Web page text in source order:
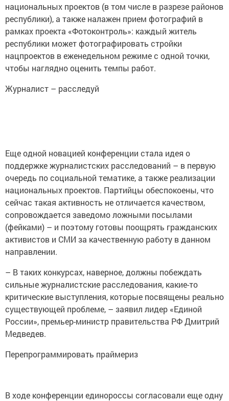
национальных проектов (в том числе в разрезе районов
республики), а также налажен прием фотографий в
рамках проекта «Фотоконтроль»: каждый житель
республики может фотографировать стройки
нацпроектов в еженедельном режиме с одной точки,
чтобы наглядно оценить темпы работ.
Журналист – расследуй
Еще одной новацией конференции стала идея о
поддержке журналистских расследований – в первую
очередь по социальной тематике, а также реализации
национальных проектов. Партийцы обеспокоены, что
сейчас такая активность не отличается качеством,
сопровождается заведомо ложными посылами
(фейками) – и поэтому готовы поощрять гражданских
активистов и СМИ за качественную работу в данном
направлении.
– В таких конкурсах, наверное, должны побеждать
сильные журналистские расследования, какие-то
критические выступления, которые посвящены реально
существующей проблеме, – заявил лидер «Единой
России», премьер-министр правительства РФ Дмитрий
Медведев.
Перепрограммировать праймериз
В ходе конференции единороссы согласовали еще одну